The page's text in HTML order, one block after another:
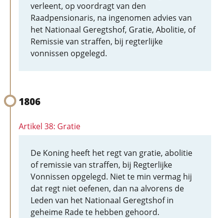
verleent, op voordragt van den
Raadpensionaris, na ingenomen advies van
het Nationaal Geregtshof, Gratie, Abolitie, of
Remissie van straffen, bij regterlijke
vonnissen opgelegd.
1806
Artikel 38: Gratie
De Koning heeft het regt van gratie, abolitie
of remissie van straffen, bij Regterlijke
Vonnissen opgelegd. Niet te min vermag hij
dat regt niet oefenen, dan na alvorens de
Leden van het Nationaal Geregtshof in
geheime Rade te hebben gehoord.